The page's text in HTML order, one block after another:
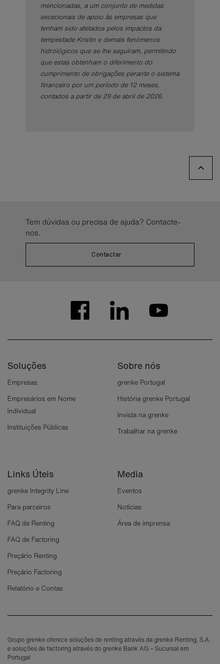
mencionadas, a um conjunto de medidas
excecionais de apoio às empresas que
tenham sido afetados pelos impactos da
tempestade Kristin e demais fenómenos
hidrológicos que se lhe seguiram, permitindo
que estas obtenham o diferimento do
cumprimento de obrigações perante o sistema
financeiro por um período de 12 meses,
contados a partir de 29 de abril de 2026.
Tem dúvidas ou precisa de ajuda? Contacte-
nos.
Contactar
Soluções
Empresas
Empresários em Nome
Individual
Instituições Públicas
Sobre nós
grenke Portugal
História grenke Portugal
Invista na grenke
Trabalhar na grenke
Links Úteis
grenke Integrity Line
Para parceiros
FAQ de Renting
FAQ de Factoring
Preçário Renting
Preçário Factoring
Relatório e Contas
Media
Eventos
Notícias
Área de imprensa
Grupo grenke oferece soluções de renting através da grenke Renting, S.A.
e soluções de factoring através do grenke Bank AG – Sucursal em
Portugal